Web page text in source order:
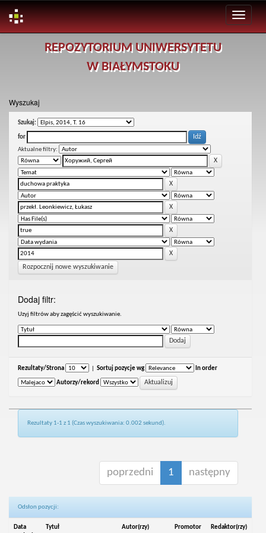
REPOZYTORIUM UNIWERSYTETU
W BIAŁYMSTOKU
Wyszukaj
Szukaj:
for
Aktualne filtry:
Rozpocznij nowe wyszukiwanie
Dodaj filtr:
Uzyj filtrów aby zagęścić wyszukiwanie.
Rezultaty/Strona Sortuj pozycje wg In order
Autorzy/rekord
Rezultaty 1-1 z 1 (Czas wyszukiwania: 0.002 sekund).
poprzedni 1 następny
Odsłon pozycji:
Data Tytuł Autor(rzy) Promotor Redaktor(rzy)